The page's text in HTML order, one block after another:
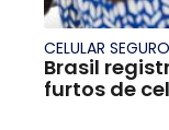
CELULAR
Brasil
furtos de